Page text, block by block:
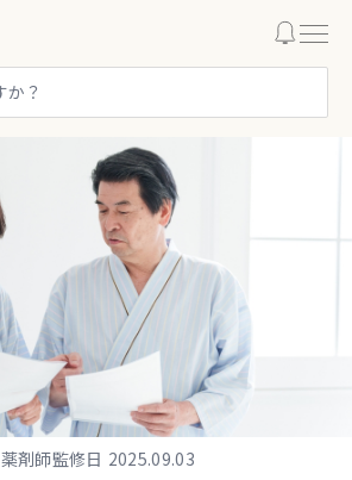
薬剤師監修日 2025.09.03